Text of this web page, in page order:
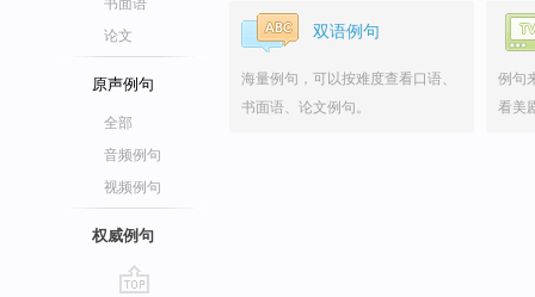
书面语
论文
原声例句
全部
音频例句
视频例句
权威例句
双语例句
海量例句，可以按难度查看口语、
书面语、论文例句。
例句
看美